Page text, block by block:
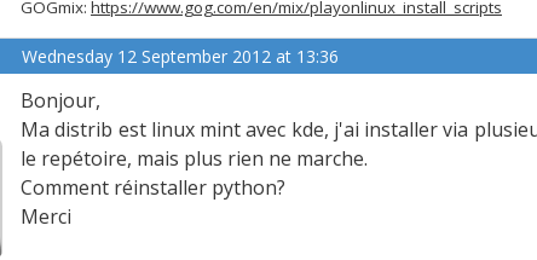
GOGmix: https://www.gog.com/en/mix/playonlinux_install_scripts
Wednesday 12 September 2012 at 13:36
Bonjour,
Ma distrib est linux mint avec kde, j'ai installer via
le repétoire, mais plus rien ne marche.
Comment réinstaller python?
Merci